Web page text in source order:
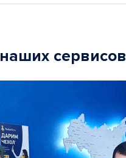
наших сервисов